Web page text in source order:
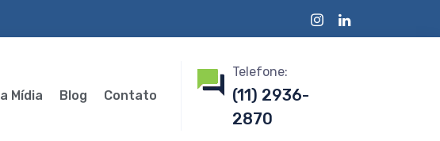
Mídia Blog Contato
Telefone:
(11) 2936-
2870